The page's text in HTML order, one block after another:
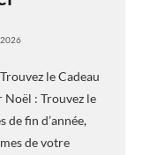
le Cadeau
: Trouvez le
de fin d’année,
de votre